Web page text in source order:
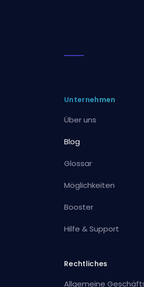
Unternehmen
Über uns
Blog
Glossar
Möglichkeiten
Booster
Hilfe & Support
Rechtliches
Allgemeine